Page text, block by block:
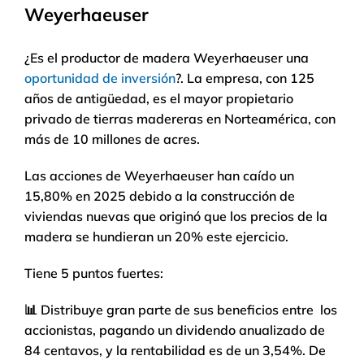
Weyerhaeuser
¿Es el productor de madera Weyerhaeuser una
oportunidad de inversión?. La empresa, con 125
años de antigüedad, es el mayor propietario
privado de tierras madereras en Norteamérica, con
más de 10 millones de acres.
Las acciones de Weyerhaeuser han caído un
15,80% en 2025 debido a la construcción de
viviendas nuevas que originó que los precios de la
madera se hundieran un 20% este ejercicio.
Tiene 5 puntos fuertes:
📊 Distribuye gran parte de sus beneficios entre los
accionistas, pagando un dividendo anualizado de
84 centavos, y la rentabilidad es de un 3,54%. De